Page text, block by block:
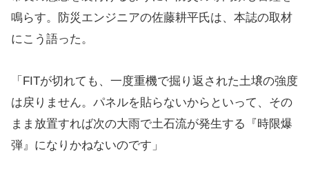
鳴らす。防災エンジニアの佐藤耕平氏は、本誌の取材
にこう語った。
「FITが切れても、一度重機で掘り返された土壌の強度
は戻りません。パネルを貼らないからといって、その
まま放置すれば次の大雨で土石流が発生する『時限爆
弾』になりかねないのです」